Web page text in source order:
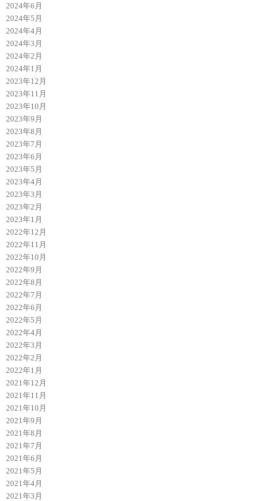
2024年6月
2024年5月
2024年4月
2024年3月
2024年2月
2024年1月
2023年12月
2023年11月
2023年10月
2023年9月
2023年8月
2023年7月
2023年6月
2023年5月
2023年4月
2023年3月
2023年2月
2023年1月
2022年12月
2022年11月
2022年10月
2022年9月
2022年8月
2022年7月
2022年6月
2022年5月
2022年4月
2022年3月
2022年2月
2022年1月
2021年12月
2021年11月
2021年10月
2021年9月
2021年8月
2021年7月
2021年6月
2021年5月
2021年4月
2021年3月